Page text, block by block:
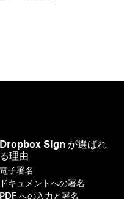
Dropbox Sign が選ばれ
る理由
電子署名
ドキュメントへの署名
PDF への入力と署名